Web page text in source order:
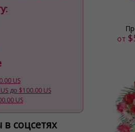
US
до $100.00 US
US
соцсетях
от